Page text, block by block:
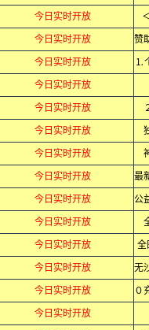
今日实时开放
今日实时开放
今日实时开放 ⒈
今日实时开放
今日实时开放
今日实时开放
今日实时开放
今日实时开放
今日实时开放
今日实时开放
今日实时开放 全
今日实时开放
今日实时开放
今日实时开放